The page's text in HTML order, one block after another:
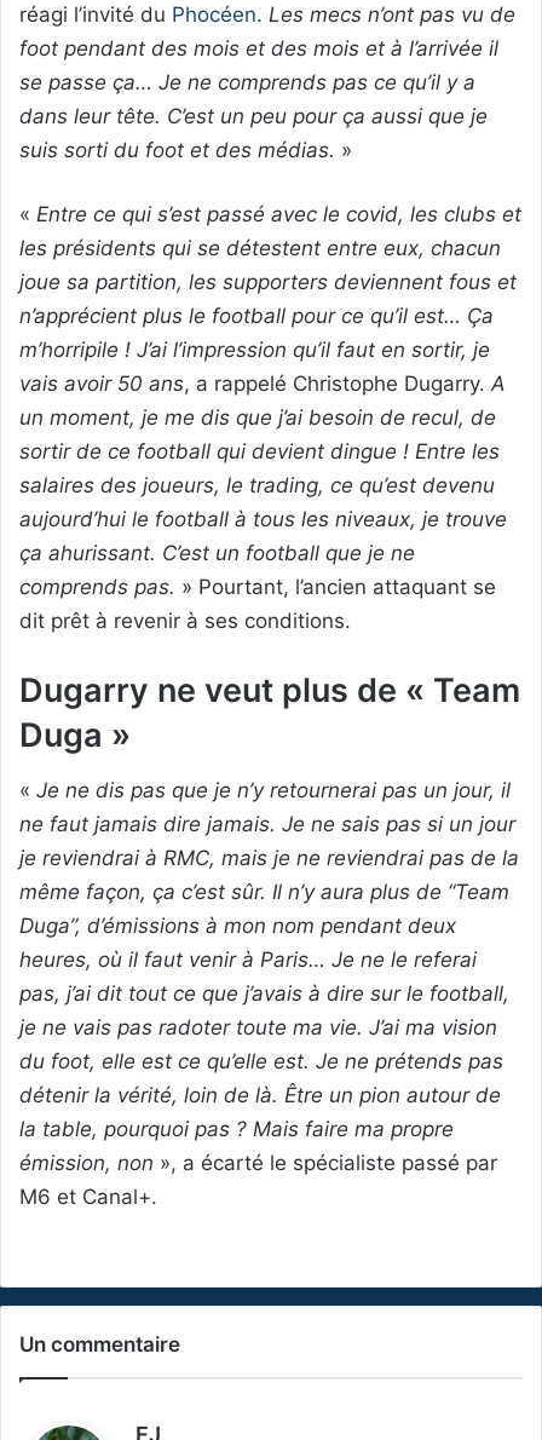
réagi l’invité du Phocéen. Les mecs n’ont pas vu de
foot pendant des mois et des mois et à l’arrivée il
se passe ça… Je ne comprends pas ce qu’il y a
dans leur tête. C’est un peu pour ça aussi que je
suis sorti du foot et des médias. »
« Entre ce qui s’est passé avec le covid, les clubs et
les présidents qui se détestent entre eux, chacun
joue sa partition, les supporters deviennent fous et
n’apprécient plus le football pour ce qu’il est… Ça
m’horripile ! J’ai l’impression qu’il faut en sortir, je
vais avoir 50 ans, a rappelé Christophe Dugarry. A
un moment, je me dis que j’ai besoin de recul, de
sortir de ce football qui devient dingue ! Entre les
salaires des joueurs, le trading, ce qu’est devenu
aujourd’hui le football à tous les niveaux, je trouve
ça ahurissant. C’est un football que je ne
comprends pas. » Pourtant, l’ancien attaquant se
dit prêt à revenir à ses conditions.
Dugarry ne veut plus de « Team
Duga »
« Je ne dis pas que je n’y retournerai pas un jour, il
ne faut jamais dire jamais. Je ne sais pas si un jour
je reviendrai à RMC, mais je ne reviendrai pas de la
même façon, ça c’est sûr. Il n’y aura plus de “Team
Duga”, d’émissions à mon nom pendant deux
heures, où il faut venir à Paris… Je ne le referai
pas, j’ai dit tout ce que j’avais à dire sur le football,
je ne vais pas radoter toute ma vie. J’ai ma vision
du foot, elle est ce qu’elle est. Je ne prétends pas
détenir la vérité, loin de là. Être un pion autour de
la table, pourquoi pas ? Mais faire ma propre
émission, non », a écarté le spécialiste passé par
M6 et Canal+.
Un commentaire
EJ